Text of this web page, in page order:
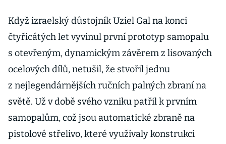
Když izraelský důstojník Uziel Gal na konci
čtyřicátých let vyvinul první prototyp samopalu
s otevřeným, dynamickým závěrem z lisovaných
ocelových dílů, netušil, že stvořil jednu
z nejlegendárnějších ručních palných zbraní na
světě. Už v době svého vzniku patřil k prvním
samopalům, což jsou automatické zbraně na
pistolové střelivo, které využívaly konstrukci